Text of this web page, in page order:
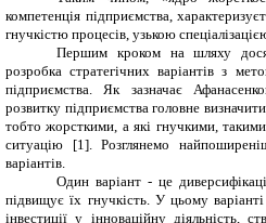
компетенція підприємства,
гнучкістю процесів, узькою
Першим кроком на шляху
розробка стратегічних варіантів з
підприємства. Як зазначає
розвитку підприємства головне
тобто жорсткими, а які гнучкими,
ситуацію [1]. Розглянемо
варіантів.
Один варіант - це
підвищує їх гнучкість. У цьому
інвестиції у інноваційну діяльність,